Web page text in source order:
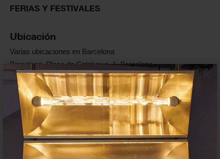
×
FERIAS Y FESTIVALES
Ubicación
Varias ubicaciones en Barcelona
Barcelona, Plaça de Catalunya, 1, Barcelona
Enlaces oficiales
Web
Media partner
metrópolis